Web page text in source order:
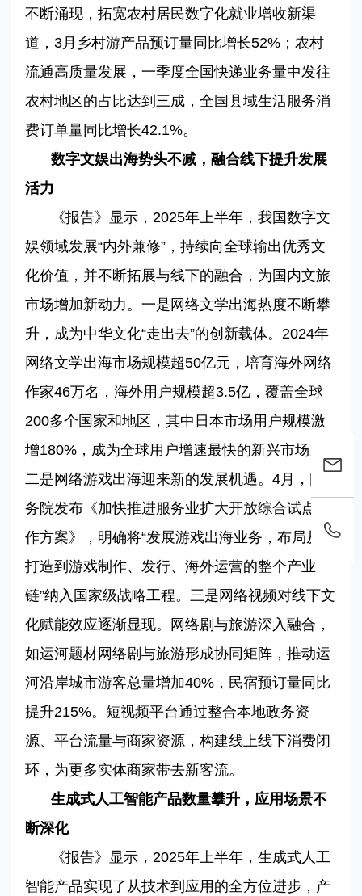
不断涌现，拓宽农村居民数字化就业增收新渠
道，3月乡村游产品预订量同比增长52%；农村
流通高质量发展，一季度全国快递业务量中发往
农村地区的占比达到三成，全国县域生活服务消
费订单量同比增长42.1%。
数字文娱出海势头不减，融合线下提升发展
活力
《报告》显示，2025年上半年，我国数字文
娱领域发展“内外兼修”，持续向全球输出优秀文
化价值，并不断拓展与线下的融合，为国内文旅
市场增加新动力。一是网络文学出海热度不断攀
升，成为中华文化“走出去”的创新载体。2024年
网络文学出海市场规模超50亿元，培育海外网络
作家46万名，海外用户规模超3.5亿，覆盖全球
200多个国家和地区，其中日本市场用户规模激
增180%，成为全球用户增速最快的新兴市场。
二是网络游戏出海迎来新的发展机遇。4月，国
务院发布《加快推进服务业扩大开放综合试点工
作方案》，明确将“发展游戏出海业务，布局从IP
打造到游戏制作、发行、海外运营的整个产业
链”纳入国家级战略工程。三是网络视频对线下文
化赋能效应逐渐显现。网络剧与旅游深入融合，
如运河题材网络剧与旅游形成协同矩阵，推动运
河沿岸城市游客总量增加40%，民宿预订量同比
提升215%。短视频平台通过整合本地政务资
源、平台流量与商家资源，构建线上线下消费闭
环，为更多实体商家带去新客流。
生成式人工智能产品数量攀升，应用场景不
断深化
《报告》显示，2025年上半年，生成式人工
智能产品实现了从技术到应用的全方位进步，产